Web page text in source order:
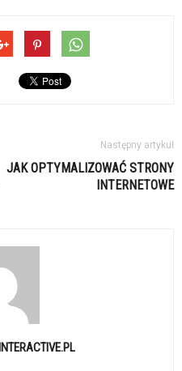
Następny artykuł
JAK OPTYMALIZOWAĆ STRONY
INTERNETOWE